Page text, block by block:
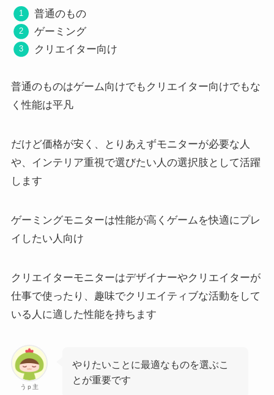
普通のもの
ゲーミング
クリエイター向け
普通のものはゲーム向けでもクリエイター向けでもな
く性能は平凡
だけど価格が安く、とりあえずモニターが必要な人
や、インテリア重視で選びたい人の選択肢として活躍
します
ゲーミングモニターは性能が高くゲームを快適にプレ
イしたい人向け
クリエイターモニターはデザイナーやクリエイターが
仕事で使ったり、趣味でクリエイティブな活動をして
いる人に適した性能を持ちます
うｐ主
やりたいことに最適なものを選ぶこ
とが重要です